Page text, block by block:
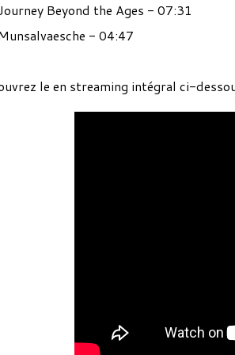
Beyond the Ages - 07:31
- 04:47
le en streaming intégral ci-